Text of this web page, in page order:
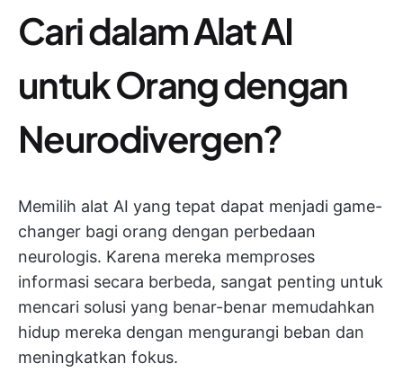
Cari dalam Alat AI
untuk Orang dengan
Neurodivergen?
Memilih alat AI yang tepat dapat menjadi game-
changer bagi orang dengan perbedaan
neurologis. Karena mereka memproses
informasi secara berbeda, sangat penting untuk
mencari solusi yang benar-benar memudahkan
hidup mereka dengan mengurangi beban dan
meningkatkan fokus.